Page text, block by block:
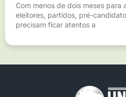
Com menos de dois meses para
eleitores, partidos, pré-
precisam ficar atentos a